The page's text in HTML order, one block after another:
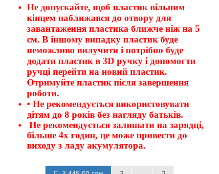
Не допускайте, щоб пластик вільним
кінцем наближався до отвору для
завантаження пластика ближче ніж на 5
см. В іншому випадку пластик буде
неможливо вилучити і потрібно буде
додати пластик в 3D ручку і допомогти
ручці перейти на новий пластик.
Отримуйте пластик після завершення
роботи.
• Не рекомендується використовувати
дітям до 8 років без нагляду батьків.
Не рекомендується залишати на зарядці,
більше 4х годин, це може привести до
виходу з ладу акумулятора.